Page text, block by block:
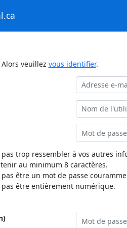
veuillez vous identifier.
trop ressembler à vos autres
au minimum 8 caractères.
être un mot de passe
être entièrement numérique.